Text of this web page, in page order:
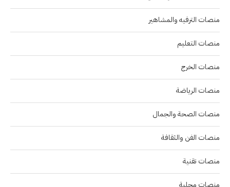
منصات الترفيه والمشاهير
منصات التعليم
منصات الخرج
منصات الرياضة
منصات الصحة والجمال
منصات الفن والثقافة
منصات تقنية
منصات محلية